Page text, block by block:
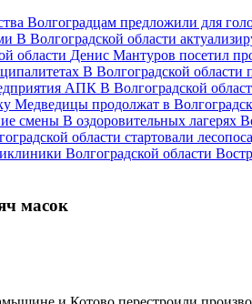
Волгоградцам предложили для
В Волгоградской области
Денис Мантуров посетил
В Волгоградской
В Волгоградской
Медведицы продолжат в
В оздоровительных лагерях
области стартовали
масок